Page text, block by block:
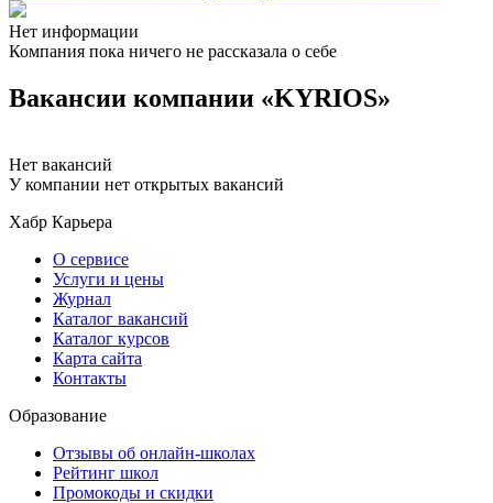
Нет информации
Компания пока ничего не рассказала о себе
Вакансии компании «KYRIOS»
Нет вакансий
У компании нет открытых вакансий
Хабр Карьера
О сервисе
Услуги и цены
Журнал
Каталог вакансий
Каталог курсов
Карта сайта
Контакты
Образование
Отзывы об онлайн-школах
Рейтинг школ
Промокоды и скидки